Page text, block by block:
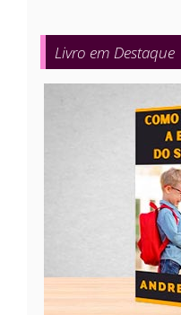
Livro em Destaque